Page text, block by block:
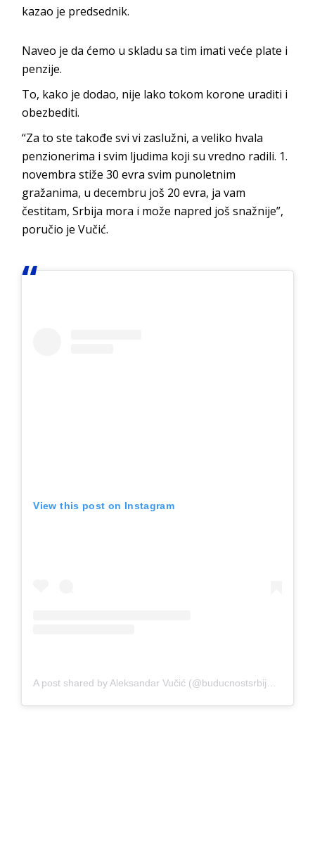
kazao je predsednik.
Naveo je da ćemo u skladu sa tim imati veće plate i
penzije.
To, kako je dodao, nije lako tokom korone uraditi i
obezbediti.
“Za to ste takođe svi vi zaslužni, a veliko hvala
penzionerima i svim ljudima koji su vredno radili. 1.
novembra stiže 30 evra svim punoletnim
gražanima, u decembru još 20 evra, ja vam
čestitam, Srbija mora i može napred još snažnije”,
poručio je Vučić.
View this post on Instagram
A post shared by Aleksandar Vučić (@buducnostsrbijeav)